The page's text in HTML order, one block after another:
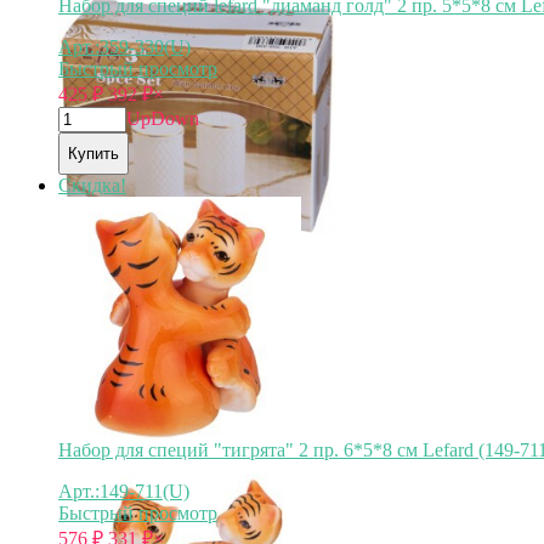
Набор для специй lefard "диаманд голд" 2 пр. 5*5*8 см
Арт.:359-330(U)
Быстрый просмотр
425₽ 392₽×
UpDown
Купить
Скидка!
Набор для специй "тигрята" 2 пр. 6*5*8 см Lefard (149-
Арт.:149-711(U)
Быстрый просмотр
576 ₽ 331₽×